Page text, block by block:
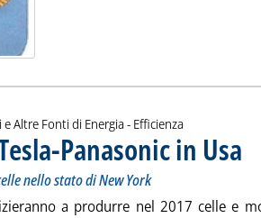
e Altre Fonti di Energia - Efficienza
Panasonic in Usa
nello stato di New York
a produrre nel 2017 celle e